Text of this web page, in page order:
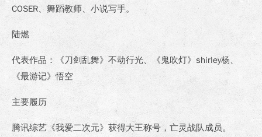
COSER、舞蹈教师、小说写手。
陆燃
代表作品：《刀剑乱舞》不动行光、《鬼吹灯》shirley杨、
《最游记》悟空
主要履历
腾讯综艺《我爱二次元》获得大王称号，亡灵战队成员。